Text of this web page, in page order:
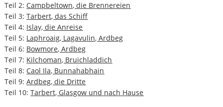
Teil 2: Campbeltown, die Brennereien
Teil 3:Tarbert, das Schiff
Teil 4: Islay, die Anreise
Teil 5: Laphroaig, Lagavulin, Ardbeg
Teil 6: Bowmore, Ardbeg
Teil 7: Kilchoman, Bruichladdich
Teil 8: Caol Ila, Bunnahabhain
Teil 9:Ardbeg, die Dritte
Teil 10:Tarbert, Glasgow und nach Hause